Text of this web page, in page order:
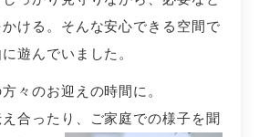
ける。そんな安心できる空間で
遊んでいました。
々のお迎えの時間に。
合ったり、ご家庭での様子を聞